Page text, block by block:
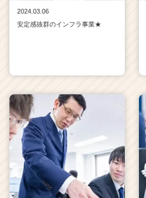
2024.03.06
安定感抜群のインフラ事業★